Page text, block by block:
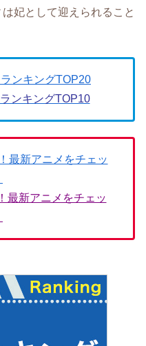
妃として迎えられること
ンキングTOP20
ンキングTOP10
最新アニメをチェッ
最新アニメをチェッ